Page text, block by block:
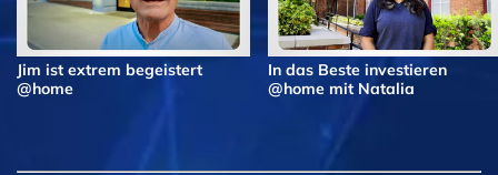
Jim ist extrem begeistert
@home
In das Beste investieren
@home mit Natalia